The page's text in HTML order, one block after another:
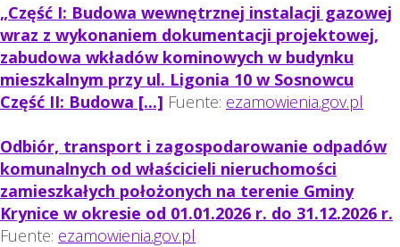
„Część I: Budowa wewnętrznej instalacji gazowej
wraz z wykonaniem dokumentacji projektowej,
zabudowa wkładów kominowych w budynku
mieszkalnym przy ul. Ligonia 10 w Sosnowcu
Część II: Budowa [...] Fuente: ezamowienia.gov.pl
Odbiór, transport i zagospodarowanie odpadów
komunalnych od właścicieli nieruchomości
zamieszkałych położonych na terenie Gminy
Krynice w okresie od 01.01.2026 r. do 31.12.2026 r.
Fuente: ezamowienia.gov.pl